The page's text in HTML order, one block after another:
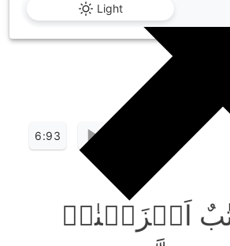
Light
6:93
اَنۡزَلۡنٰہُ